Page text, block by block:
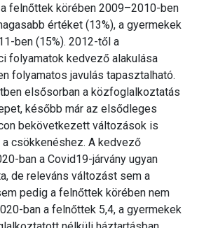
felnőttek körében 2009–2010-ben
értéket (13%), a gyermekek
ben (15%). 2012-től a
folyamatok kedvező alakulása
folyamatos javulás tapasztalható.
elsősorban a közfoglalkoztatás
később már az elsődleges
bekövetkezett változások is
a csökkenéshez. A kedvező
ban a Covid19-járvány ugyan
de releváns változást sem a
pedig a felnőttek körében nem
ban a felnőttek 5,4, a gyermekek